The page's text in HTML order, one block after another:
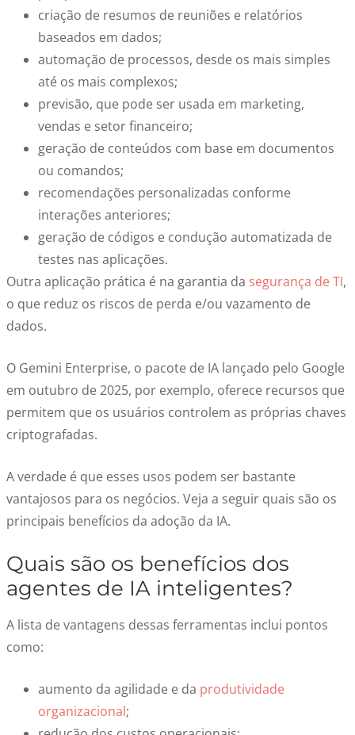
criação de resumos de reuniões e relatórios
baseados em dados;
automação de processos, desde os mais simples
até os mais complexos;
previsão, que pode ser usada em marketing,
vendas e setor financeiro;
geração de conteúdos com base em documentos
ou comandos;
recomendações personalizadas conforme
interações anteriores;
geração de códigos e condução automatizada de
testes nas aplicações.
Outra aplicação prática é na garantia da segurança de TI,
o que reduz os riscos de perda e/ou vazamento de
dados.
O Gemini Enterprise, o pacote de IA lançado pelo Google
em outubro de 2025, por exemplo, oferece recursos que
permitem que os usuários controlem as próprias chaves
criptografadas.
A verdade é que esses usos podem ser bastante
vantajosos para os negócios. Veja a seguir quais são os
principais benefícios da adoção da IA.
Quais são os benefícios dos
agentes de IA inteligentes?
A lista de vantagens dessas ferramentas inclui pontos
como:
aumento da agilidade e da produtividade
organizacional;